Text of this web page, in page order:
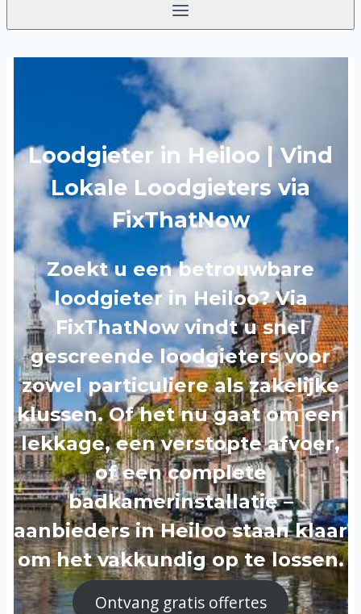
Loodgieter in Heiloo | Vind
Lokale Loodgieters via
FixThatNow
Zoekt u een betrouwbare
loodgieter in Heiloo? Via
FixThatNow vindt u snel
gescreende loodgieters voor
zowel particuliere als zakelijke
klussen. Of het nu gaat om een
lekkage, een verstopte afvoer,
of een complete
badkamerinstallatie –
aanbieders in Heiloo staan klaar
om het vakkundig op te lossen.
Ontvang gratis offertes